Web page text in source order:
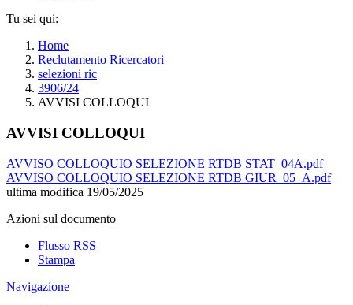
Tu sei qui:
Home
Reclutamento Ricercatori
selezioni ric
3906/24
AVVISI COLLOQUI
AVVISI COLLOQUI
AVVISO COLLOQUIO SELEZIONE RTDB STAT_04A.pdf
AVVISO COLLOQUIO SELEZIONE RTDB GIUR_05_A.pdf
ultima modifica 19/05/2025
Azioni sul documento
Flusso RSS
Stampa
Navigazione